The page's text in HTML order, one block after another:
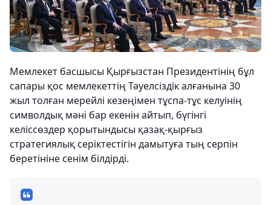
Мемлекет басшысы Қырғызстан Президентінің бұл
сапары қос мемлекеттің Тәуелсіздік алғанына 30
жыл толған мерейлі кезеңімен тұспа-тұс келуінің
символдық мәні бар екенін айтып, бүгінгі
келіссөздер қорытындысы қазақ-қырғыз
стратегиялық серіктестігін дамытуға тың серпін
беретініне сенім білдірді.